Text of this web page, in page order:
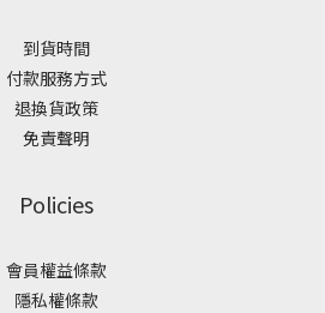
到貨時間
付款服務方式
退換貨政策
免責聲明
Policies
會員權益條款
隱私權條款